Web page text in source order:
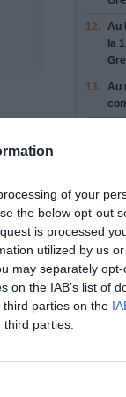
of your
the below opt-out
is processed
utilized by us
may separately
on the IAB’s list of
parties on the
parties.
12. Au
la
13. Au
16. Au
17.
de